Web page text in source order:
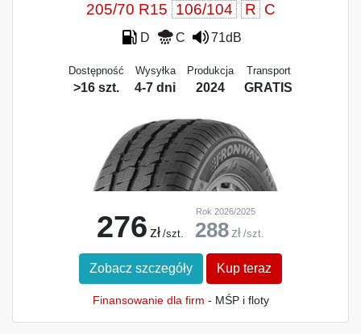
205/70 R15 106/104 R C
D C 71dB
Dostępność
>16 szt.
Wysyłka
4-7 dni
Produkcja
2024
Transport
GRATIS
276 zł /szt.
Rok 2026/2025
288 zł /szt.
Zobacz szczegóły Kup teraz
Finansowanie dla firm - MŚP i floty